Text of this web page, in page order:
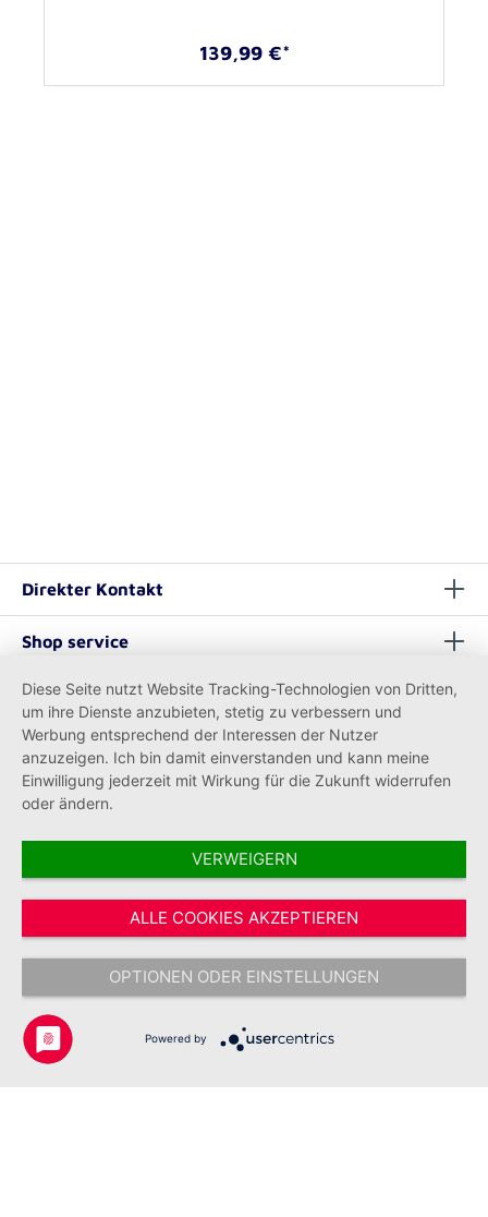
139,99 €*
Direkter Kontakt
Shop service
Informationen
Vertrag widerrufen
* Alle Preise inkl. gesetzl. Mehrwertsteuer zzgl.Versandkostenund ggf.
Nachnahmegebühren, wenn nicht anders angegeben.
Copyright © 2026 Johanniter-Unfall-Hilfe e.V. - Alle Rechte
vorbehalten.
Diese Seite nutzt Website Tracking-Technologien von Dritten,
um ihre Dienste anzubieten, stetig zu verbessern und
Werbung entsprechend der Interessen der Nutzer
anzuzeigen. Ich bin damit einverstanden und kann meine
Einwilligung jederzeit mit Wirkung für die Zukunft widerrufen
oder ändern.
VERWEIGERN
ALLE COOKIES AKZEPTIEREN
OPTIONEN ODER EINSTELLUNGEN
Powered by